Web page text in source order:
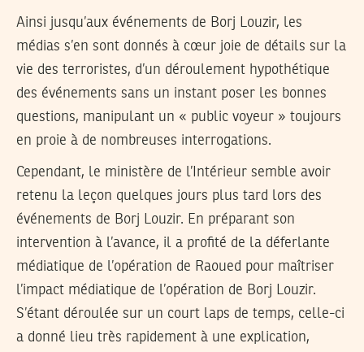
Ainsi jusqu’aux événements de Borj Louzir, les
médias s’en sont donnés à cœur joie de détails sur la
vie des terroristes, d’un déroulement hypothétique
des événements sans un instant poser les bonnes
questions, manipulant un « public voyeur » toujours
en proie à de nombreuses interrogations.
Cependant, le ministère de l’Intérieur semble avoir
retenu la leçon quelques jours plus tard lors des
événements de Borj Louzir. En préparant son
intervention à l’avance, il a profité de la déferlante
médiatique de l’opération de Raoued pour maîtriser
l’impact médiatique de l’opération de Borj Louzir.
S’étant déroulée sur un court laps de temps, celle-ci
a donné lieu très rapidement à une explication,